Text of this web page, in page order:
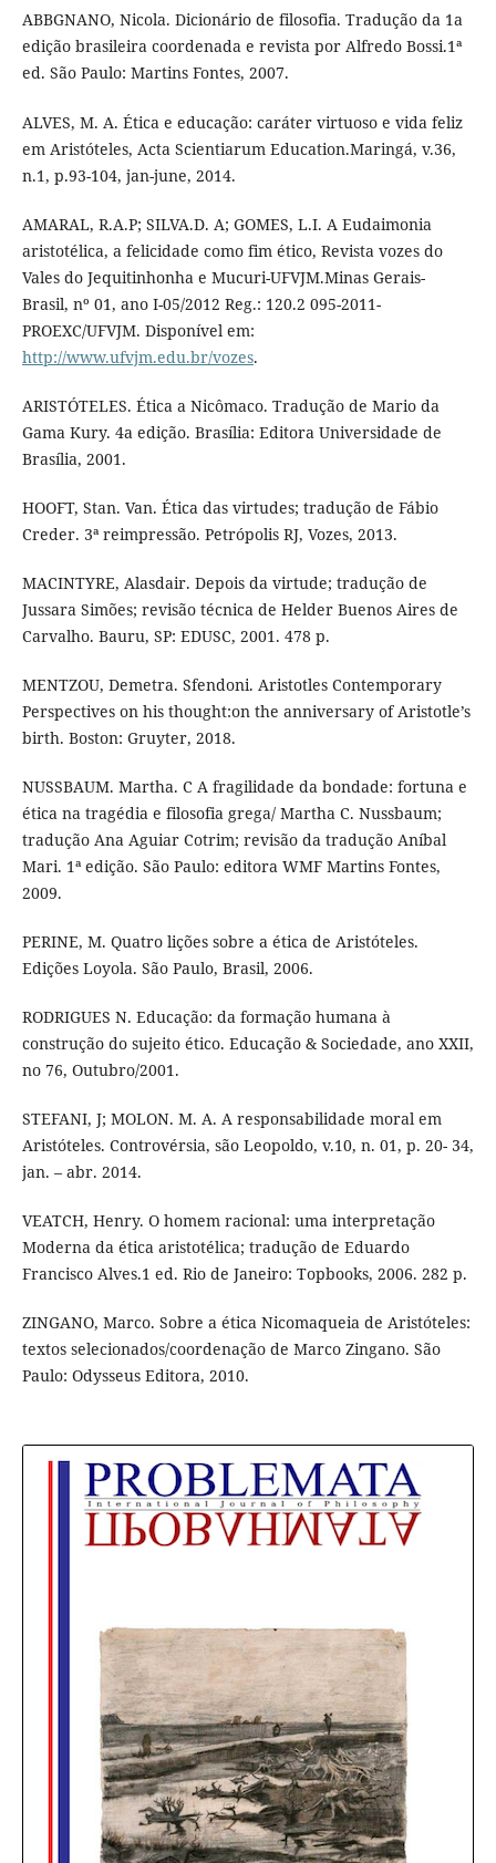
ABBGNANO, Nicola. Dicionário de filosofia. Tradução da 1a
edição brasileira coordenada e revista por Alfredo Bossi.1ª
ed. São Paulo: Martins Fontes, 2007.
ALVES, M. A. Ética e educação: caráter virtuoso e vida feliz
em Aristóteles, Acta Scientiarum Education.Maringá, v.36,
n.1, p.93-104, jan-june, 2014.
AMARAL, R.A.P; SILVA.D. A; GOMES, L.I. A Eudaimonia
aristotélica, a felicidade como fim ético, Revista vozes do
Vales do Jequitinhonha e Mucuri-UFVJM.Minas Gerais-
Brasil, nº 01, ano I-05/2012 Reg.: 120.2 095-2011-
PROEXC/UFVJM. Disponível em:
http://www.ufvjm.edu.br/vozes.
ARISTÓTELES. Ética a Nicômaco. Tradução de Mario da
Gama Kury. 4a edição. Brasília: Editora Universidade de
Brasília, 2001.
HOOFT, Stan. Van. Ética das virtudes; tradução de Fábio
Creder. 3ª reimpressão. Petrópolis RJ, Vozes, 2013.
MACINTYRE, Alasdair. Depois da virtude; tradução de
Jussara Simões; revisão técnica de Helder Buenos Aires de
Carvalho. Bauru, SP: EDUSC, 2001. 478 p.
MENTZOU, Demetra. Sfendoni. Aristotles Contemporary
Perspectives on his thought:on the anniversary of Aristotle’s
birth. Boston: Gruyter, 2018.
NUSSBAUM. Martha. C A fragilidade da bondade: fortuna e
ética na tragédia e filosofia grega/ Martha C. Nussbaum;
tradução Ana Aguiar Cotrim; revisão da tradução Aníbal
Mari. 1ª edição. São Paulo: editora WMF Martins Fontes,
2009.
PERINE, M. Quatro lições sobre a ética de Aristóteles.
Edições Loyola. São Paulo, Brasil, 2006.
RODRIGUES N. Educação: da formação humana à
construção do sujeito ético. Educação & Sociedade, ano XXII,
no 76, Outubro/2001.
STEFANI, J; MOLON. M. A. A responsabilidade moral em
Aristóteles. Controvérsia, são Leopoldo, v.10, n. 01, p. 20- 34,
jan. – abr. 2014.
VEATCH, Henry. O homem racional: uma interpretação
Moderna da ética aristotélica; tradução de Eduardo
Francisco Alves.1 ed. Rio de Janeiro: Topbooks, 2006. 282 p.
ZINGANO, Marco. Sobre a ética Nicomaqueia de Aristóteles:
textos selecionados/coordenação de Marco Zingano. São
Paulo: Odysseus Editora, 2010.